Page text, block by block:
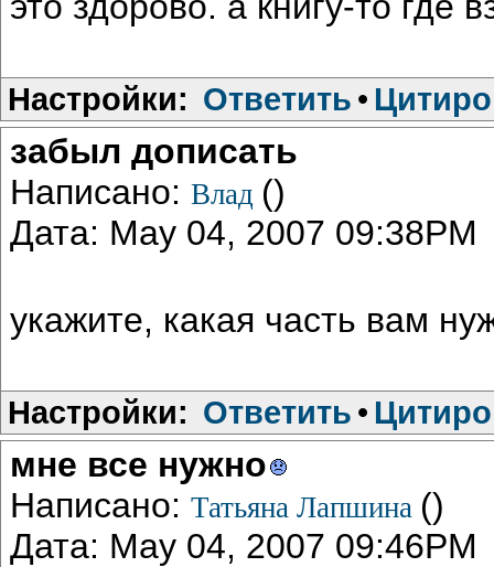
Настройки: Ответить •
забыл дописать
Написано: Влад ()
Дата: May 04, 2007 09:38PM
укажите, какая часть вам
Настройки: Ответить •
мне все нужно
Написано: Татьяна Лапшина ()
Дата: May 04, 2007 09:46PM